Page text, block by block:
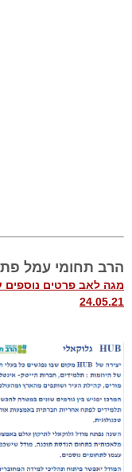
הרב תחומי עמל
מגה לאב פרטים נוספים
24.05.21